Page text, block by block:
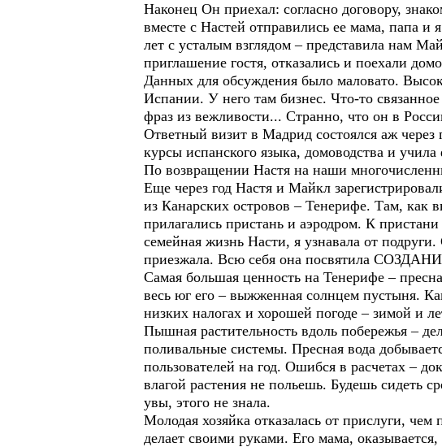
Наконец Он приехал: согласно договору,
вместе с Настей отправились ее мама, папа и
лет с усталым взглядом – представила нам
приглашение гостя, отказались и поехали
Данных для обсуждения было маловато.
Испании. У него там бизнес. Что-то
фраз из вежливости... Странно, что он в
Ответный визит в Мадрид состоялся аж
курсы испанского языка, домоводства и
По возвращении Настя на наши
Еще через год Настя и Майкл
из Канарских островов – Тенерифе. Там, как
прилагались пристань и аэродром. К
семейная жизнь Насти, я узнавала от
приезжала. Всю себя она посвятила
Самая большая ценность на Тенерифе –
весь юг его – выжженная солнцем пустыня.
низких налогах и хорошей погоде – зимой и
Пышная растительность вдоль побережья –
поливальные системы. Пресная вода
пользователей на год. Ошибся в расчетах –
влагой растения не польешь. Будешь сидеть
увы, этого не знала.
Молодая хозяйка отказалась от прислуги,
делает своими руками. Его мама,